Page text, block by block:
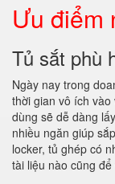
Ưu điểm
Tủ sắt phù
Ngày nay trong
thời gian vô ích
dùng sẽ dễ dàng
nhiều ngăn giúp
locker, tủ ghép có
tài liệu nào cũng